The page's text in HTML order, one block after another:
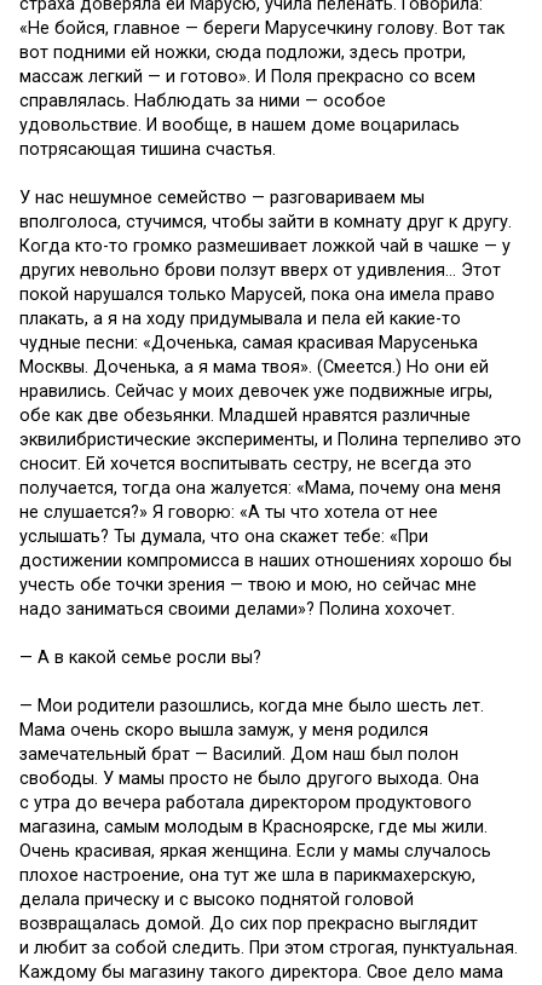
«Не бойся, главное — береги Марусечкину голову. Вот так
вот подними ей ножки, сюда подложи, здесь протри,
массаж легкий — и готово». И Поля прекрасно со всем
справлялась. Наблюдать за ними — особое
удовольствие. И вообще, в нашем доме воцарилась
потрясающая тишина счастья.
У нас нешумное семейство — разговариваем мы
вполголоса, стучимся, чтобы зайти в комнату друг к другу.
Когда кто-то громко размешивает ложкой чай в чашке — у
других невольно брови ползут вверх от удивления… Этот
покой нарушался только Марусей, пока она имела право
плакать, а я на ходу придумывала и пела ей какие-то
чудные песни: «Доченька, самая красивая Марусенька
Москвы. Доченька, а я мама твоя». (Смеется.) Но они ей
нравились. Сейчас у моих девочек уже подвижные игры,
обе как две обезьянки. Младшей нравятся различные
эквилибристические эксперименты, и Полина терпеливо это
сносит. Ей хочется воспитывать сестру, не всегда это
получается, тогда она жалуется: «Мама, почему она меня
не слушается?» Я говорю: «А ты что хотела от нее
услышать? Ты думала, что она скажет тебе: «При
достижении компромисса в наших отношениях хорошо бы
учесть обе точки зрения — твою и мою, но сейчас мне
надо заниматься своими делами»? Полина хохочет.
— А в какой семье росли вы?
— Мои родители разошлись, когда мне было шесть лет.
Мама очень скоро вышла замуж, у меня родился
замечательный брат — Василий. Дом наш был полон
свободы. У мамы просто не было другого выхода. Она
с утра до вечера работала директором продуктового
магазина, самым молодым в Красноярске, где мы жили.
Очень красивая, яркая женщина. Если у мамы случалось
плохое настроение, она тут же шла в парикмахерскую,
делала прическу и с высоко поднятой головой
возвращалась домой. До сих пор прекрасно выглядит
и любит за собой следить. При этом строгая, пунктуальная.
Каждому бы магазину такого директора. Свое дело мама